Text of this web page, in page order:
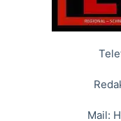
Mail: